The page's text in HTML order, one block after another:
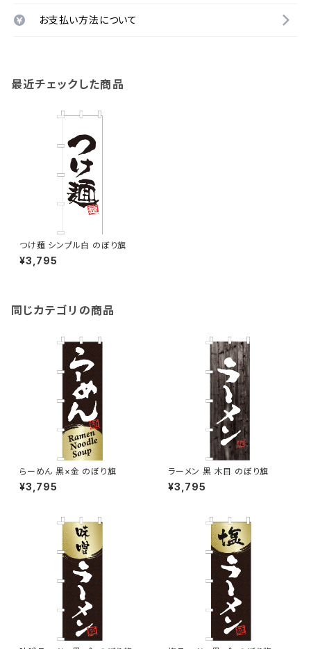
お支払い方法について
最近チェックした商品
つけ麺 シンプル白 のぼり旗
¥3,795
同じカテゴリの商品
らーめん 黒×金 のぼり旗
¥3,795
ラーメン 黒 木目 のぼり旗
¥3,795